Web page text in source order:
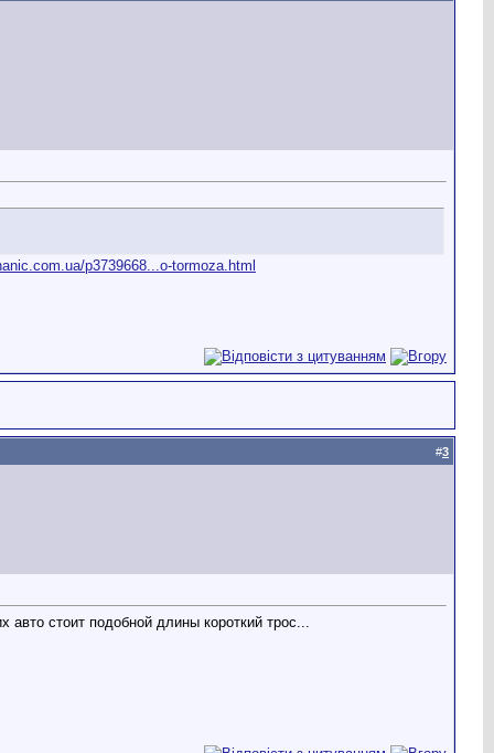
p3739668...o-tormoza.html
#3
стоит подобной длины короткий трос...